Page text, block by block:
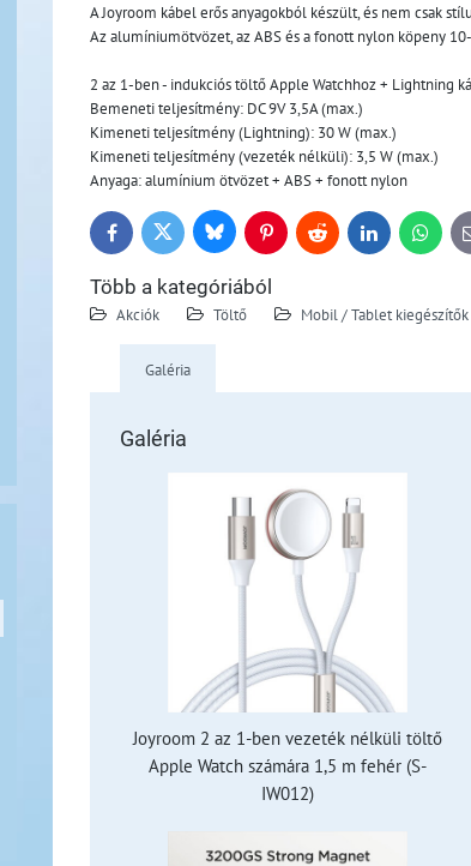
A Joyroom kábel erős anyagokból készült, és nem csak
Az alumíniumötvözet, az ABS és a fonott nylon köpeny
2 az 1-ben - indukciós töltő Apple Watchhoz + Lightning
Bemeneti teljesítmény: DC 9V 3,5A (max.)
Kimeneti teljesítmény (Lightning): 30 W (max.)
Kimeneti teljesítmény (vezeték nélküli): 3,5 W (max.)
Anyaga: alumínium ötvözet + ABS + fonott nylon
FacebookTwitter BlueskyPinterestReddit LinkedIn
Több a kategóriából
Akciók Töltő Mobil / Tablet kiegészítők
Galéria
Galéria
Joyroom 2 az 1-ben vezeték nélküli töltő
Apple Watch számára 1,5 m fehér (S-
IW012)